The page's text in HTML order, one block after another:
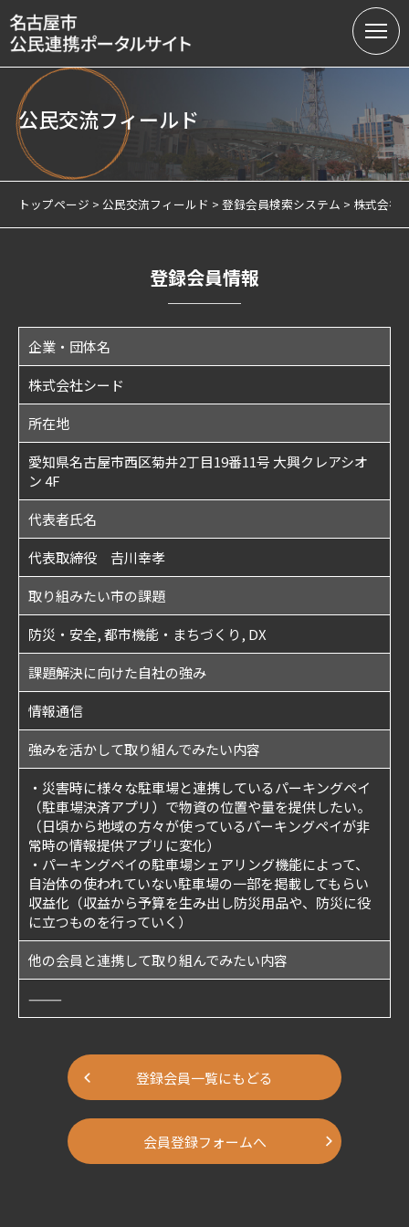
名古屋市の公民連携
提案募集中の課題（テーマ型）
提案受付（テーマ型・フリー型）
サテライトオフィスについて
公民交流フィールド
トップページ 公民交流フィールド 登録会員検索システム 株式会社
登録会員情報
企業・団体名
株式会社シード
所在地
愛知県名古屋市西区菊井2丁目19番11号 大興クレアシオ
ン 4F
代表者氏名
代表取締役 𠮷川幸孝
取り組みたい市の課題
防災・安全, 都市機能・まちづくり, DX
課題解決に向けた自社の強み
情報通信
強みを活かして取り組んでみたい内容
・災害時に様々な駐車場と連携しているパーキングペイ
（駐車場決済アプリ）で物資の位置や量を提供したい。
（日頃から地域の方々が使っているパーキングペイが非
常時の情報提供アプリに変化）
・パーキングペイの駐車場シェアリング機能によって、
自治体の使われていない駐車場の一部を掲載してもらい
収益化（収益から予算を生み出し防災用品や、防災に役
に立つものを行っていく）
他の会員と連携して取り組んでみたい内容
———
登録会員一覧にもどる
会員登録フォームへ